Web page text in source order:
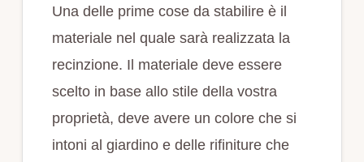
Una delle prime cose da stabilire è il
materiale nel quale sarà realizzata la
recinzione. Il materiale deve essere
scelto in base allo stile della vostra
proprietà, deve avere un colore che si
intoni al giardino e delle rifiniture che